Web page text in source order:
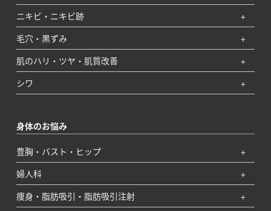
ニキビ・ニキビ跡
毛穴・黒ずみ
肌のハリ・ツヤ・肌質改善
シワ
身体のお悩み
豊胸・バスト・ヒップ
婦人科
痩身・脂肪吸引・脂肪吸引注射